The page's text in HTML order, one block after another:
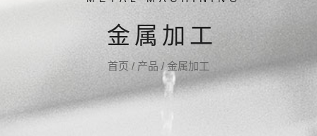
金属加工
首页 / 产品 / 金属加工